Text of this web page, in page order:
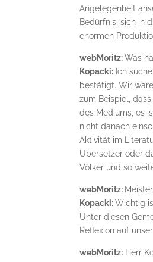
Angelegenheit
Bedürfnis, sich in
enormen
webMoritz:Was
Kopacki: Ich
bestätigt. Wir
zum Beispiel,
des Mediums, es
nicht danach
Aktivität im
Übersetzer oder
Völker und so
webMoritz:
Kopacki:Wichtig
Unter diesen
Reflexion auf
webMoritz: Herr